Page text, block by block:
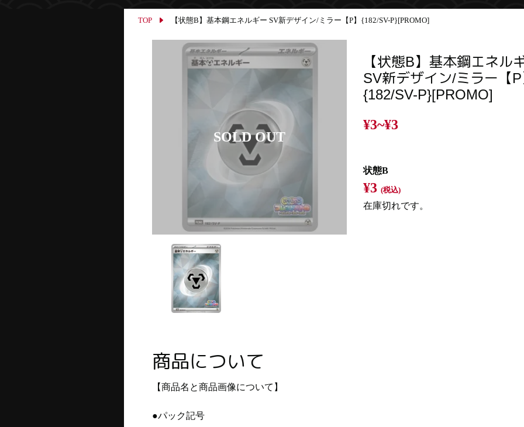
TOP 【状態B】基本鋼エネルギー SV新デザイン/ミラー【P】{182/SV-P}[PROMO]
【状態B】基本鋼エネル
SV新デザイン/ミラー【P
{182/SV-P}[PROMO]
¥3~¥3
状態B
¥3(税込)
在庫切れです。
商品について
【商品名と商品画像について】
●パック記号